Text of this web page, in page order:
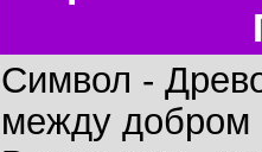
Символ -
между добром